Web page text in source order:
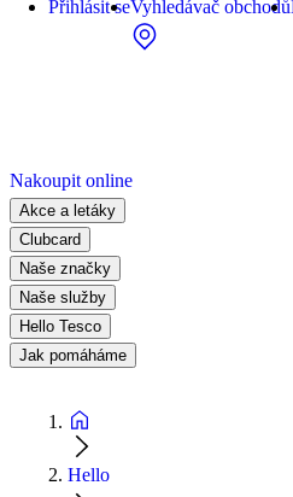
Přihlásit seVyhledávač obchodů
Nakoupit online
Akce a letáky
Clubcard
Naše značky
Naše služby
Hello Tesco
Jak pomáháme
Hello